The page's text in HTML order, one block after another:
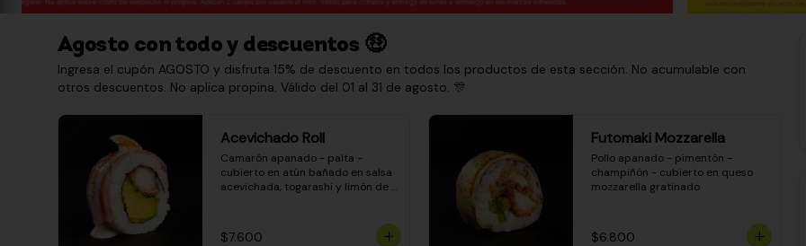
Agosto con todo y descuentos 🤑
Ingresa el cupón AGOSTO y disfruta 15% de descuento en todos los productos de esta sección. No acumulable con
otros descuentos. No aplica propina. Válido del 01 al 31 de agosto. 🎊
Acevichado Roll
Camarón apanado - palta -
cubierto en atún bañado en salsa
acevichada, togarashi y limón de
$7.600
Futomaki Mozzarella
Pollo apanado - pimentón -
champiñón - cubierto en queso
mozzarella gratinado
$6.800